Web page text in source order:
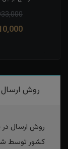
روش ارسال
روش ارسال در
کشور توسط